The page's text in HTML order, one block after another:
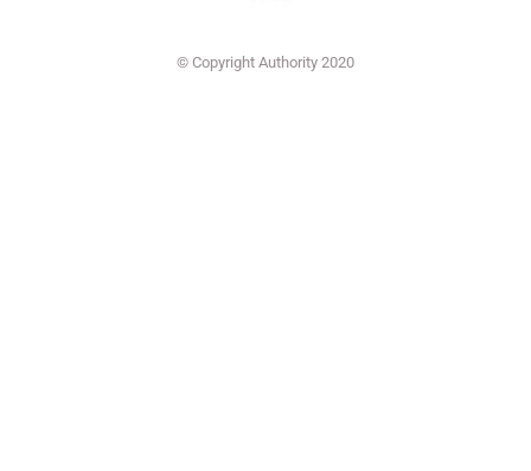
© Copyright Authority 2020